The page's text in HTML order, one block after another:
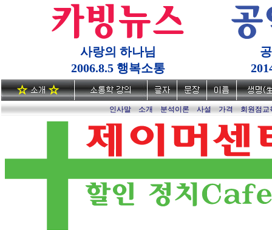
사랑의 하나님
2006.8.5 행복소통
인사말 소개 분석이론 사설 가격 회원점교